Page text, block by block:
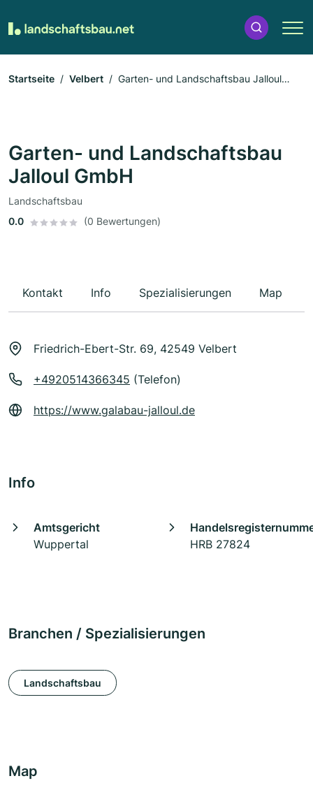
Startseite Velbert
Garten- und Landschaftsbau Jalloul
Garten- und Landschaftsbau
Jalloul GmbH
Landschaftsbau
0.0
(0 Bewertungen)
Kontakt Info Spezialisierungen Map
Friedrich-Ebert-Str. 69, 42549 Velbert
+4920514366345 (Telefon)
https://www.galabau-jalloul.de
Info
Amtsgericht
Wuppertal
HRB 27824
Branchen / Spezialisierungen
Landschaftsbau
Map